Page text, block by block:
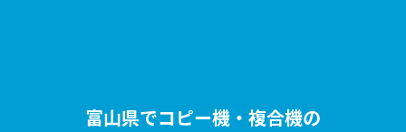
富山県でコピー機・複合機の